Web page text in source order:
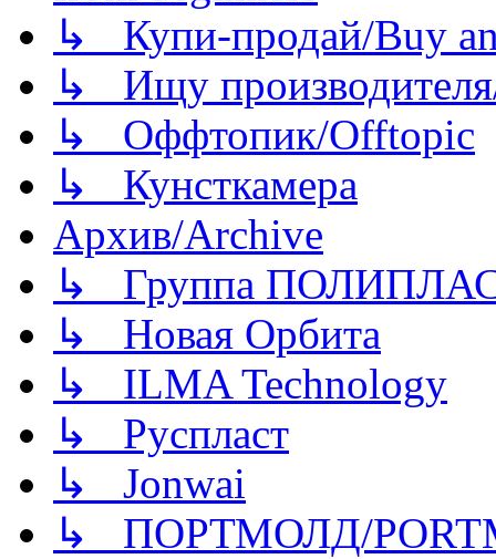
↳ Купи-продай/Buy
↳ Ищу
↳ Оффтопик/Offtopic
↳ Кунсткамера
Архив/Archive
↳ Группа
↳ Новая Орбита
↳ ILMA Technology
↳ Руспласт
↳ Jonwai
↳ ПОРТМОЛД/